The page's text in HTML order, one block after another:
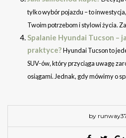
tylko wybór pojazdu – to
Twoim potrzebom i stylowi życia.
Spalanie Hyundai Tucson –
praktyce?Hyundai Tucson to
SUV-ów, który przyciąga uwagę
osiągami. Jednak, gdy mówimy o
by